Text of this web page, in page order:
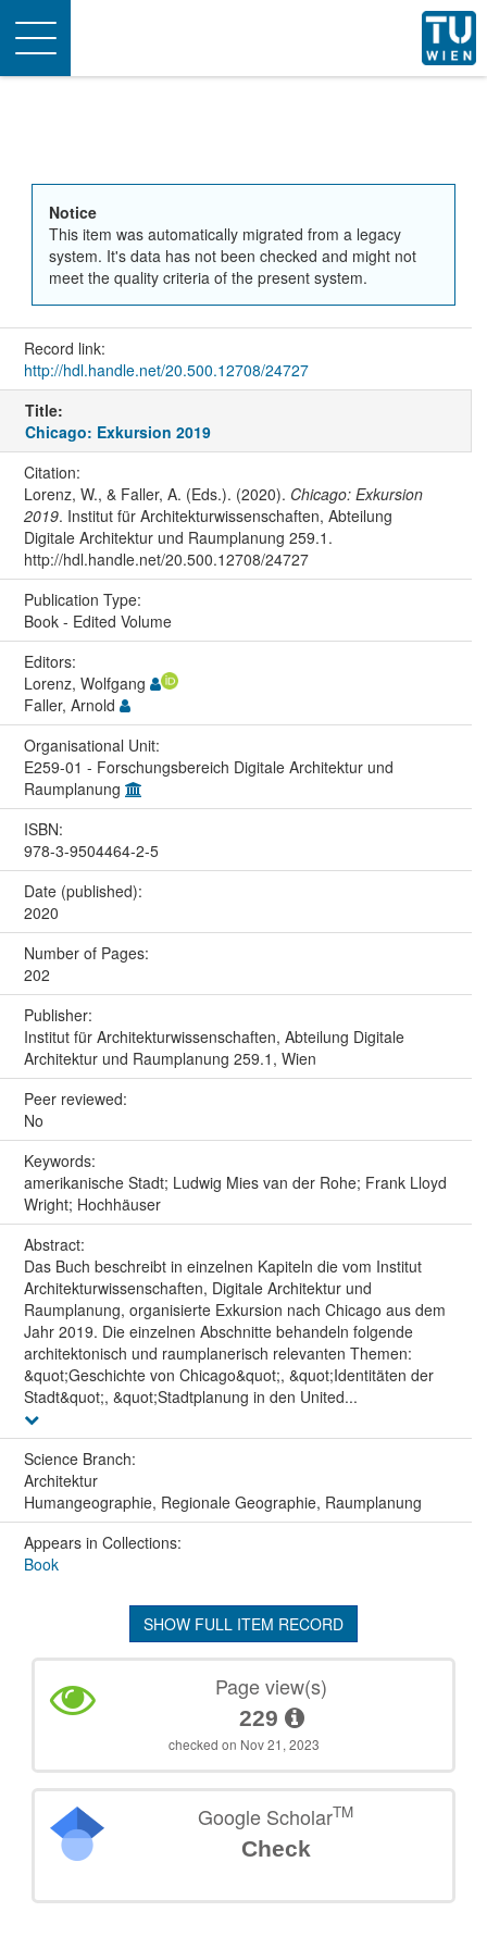
Toggle
navigation
Notice
This item was automatically migrated from a legacy
system. It's data has not been checked and might not
meet the quality criteria of the present system.
Record link:
http://hdl.handle.net/20.500.12708/24727
Title:
Chicago: Exkursion 2019
Citation:
Lorenz, W., & Faller, A. (Eds.). (2020). Chicago: Exkursion
2019. Institut für Architekturwissenschaften, Abteilung
Digitale Architektur und Raumplanung 259.1.
http://hdl.handle.net/20.500.12708/24727
Publication Type:
Book - Edited Volume
Editors:
Lorenz, Wolfgang
Faller, Arnold
Organisational Unit:
E259-01 - Forschungsbereich Digitale Architektur und
Raumplanung
ISBN:
978-3-9504464-2-5
Date (published):
2020
Number of Pages:
202
Publisher:
Institut für Architekturwissenschaften, Abteilung Digitale
Architektur und Raumplanung 259.1, Wien
Peer reviewed:
No
Keywords:
amerikanische Stadt; Ludwig Mies van der Rohe; Frank Lloyd
Wright; Hochhäuser
Abstract:
Das Buch beschreibt in einzelnen Kapiteln die vom Institut
Architekturwissenschaften, Digitale Architektur und
Raumplanung, organisierte Exkursion nach Chicago aus dem
Jahr 2019. Die einzelnen Abschnitte behandeln folgende
architektonisch und raumplanerisch relevanten Themen:
&quot;Geschichte von Chicago&quot;, &quot;Identitäten der
Stadt&quot;, &quot;Stadtplanung in den United...
Science Branch:
Architektur
Humangeographie, Regionale Geographie, Raumplanung
Appears in Collections:
Book
SHOW FULL ITEM RECORD
Page view(s)
229
checked on Nov 21, 2023
Google ScholarTM
Check